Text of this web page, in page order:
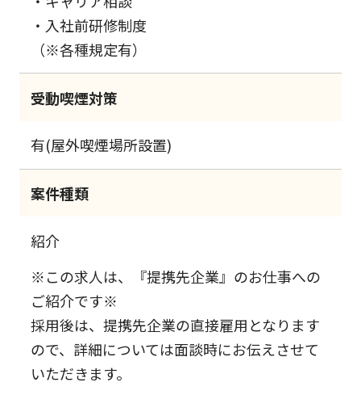
・入社前研修制度
（※各種規定有）
受動喫煙対策
有(屋外喫煙場所設置)
案件種類
紹介
※この求人は、『提携先企業』のお仕事への
ご紹介です※
採用後は、提携先企業の直接雇用となります
ので、詳細については面談時にお伝えさせて
いただきます。